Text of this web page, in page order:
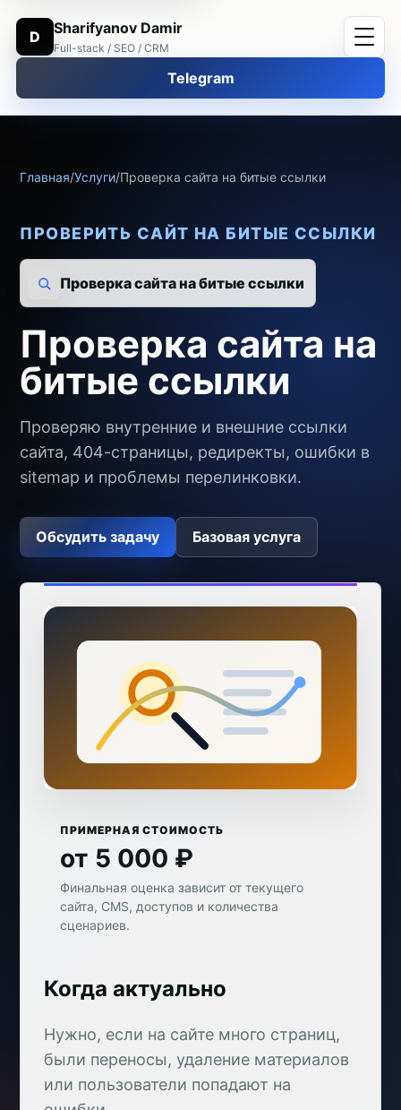
D Sharifyanov Damir
Full-stack / SEO / CRM
Telegram
Главная/Услуги/Проверка сайта на битые ссылки
ПРОВЕРИТЬ САЙТ НА БИТЫЕ ССЫЛКИ
Проверка сайта на битые ссылки
Проверка сайта на
битые ссылки
Проверяю внутренние и внешние ссылки
сайта, 404-страницы, редиректы, ошибки в
sitemap и проблемы перелинковки.
Обсудить задачу Базовая услуга
ПРИМЕРНАЯ СТОИМОСТЬ
от 5 000 ₽
Финальная оценка зависит от текущего
сайта, CMS, доступов и количества
сценариев.
Когда актуально
Нужно, если на сайте много страниц,
были переносы, удаление материалов
или пользователи попадают на